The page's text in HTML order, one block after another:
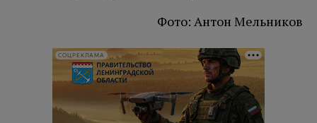
Фото: Антон Мельников
СОЦРЕКЛАМА